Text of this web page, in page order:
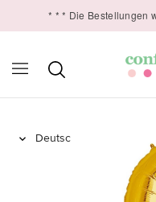
* * * Die Bestellungen
